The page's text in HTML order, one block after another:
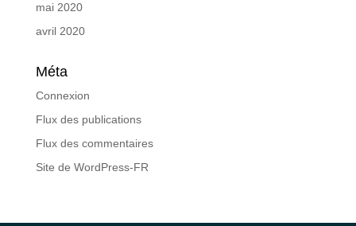
mai 2020
avril 2020
Méta
Connexion
Flux des publications
Flux des commentaires
Site de WordPress-FR